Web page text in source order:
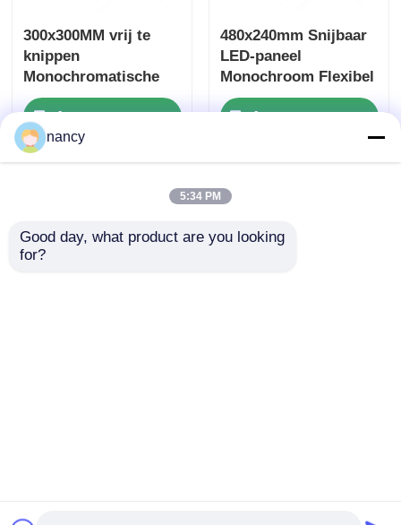
300x300MM vrij te
knippen
Monochromatische
Flexibele LED
Lichtplaten,
ultradunne flexibele
LED verlichtingsplaat
Aanvraag sturen
480x240mm Snijbaar
LED-paneel
Monochroom Flexibel
LED-lichtpaneel
2700K/3000K/4000K/
Aanvraag sturen
Ongeveer ons Contacteer ons
nancy
5:34 PM
Good day, what product are you looking
for?